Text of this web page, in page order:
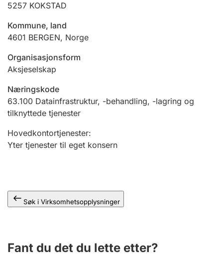
Jeger
Ektepaktveileder
Offentlig sektor
Andre tema
5257 KOKSTAD
Kommune, land
4601 BERGEN, Norge
Organisasjonsform
Aksjeselskap
Næringskode
63.100 Datainfrastruktur, -behandling, -lagring og
tilknyttede tjenester
Hovedkontortjenester:
Yter tjenester til eget konsern
Søk i Virksomhetsopplysninger
Fant du det du lette etter?